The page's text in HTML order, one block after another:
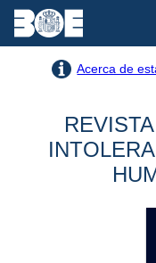
Acerca de